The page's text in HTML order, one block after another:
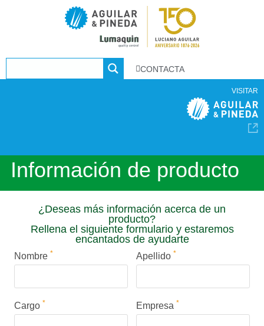
CONTACTA
VISITAR
Información de producto
¿Deseas más información acerca de un
producto?
Rellena el siguiente formulario y estaremos
encantados de ayudarte
Nombre * Apellido *
Cargo * Empresa *